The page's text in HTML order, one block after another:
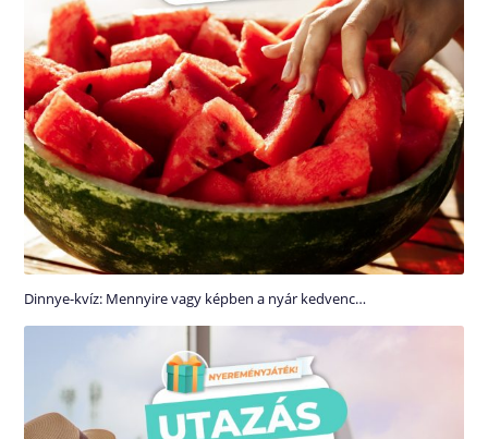
Dinnye-kvíz: Mennyire vagy képben a nyár kedvenc…